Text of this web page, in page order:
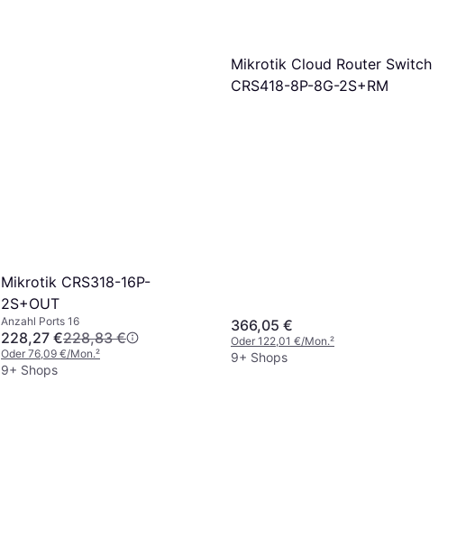
Mikrotik CRS318-16P-
2S+OUT
Anzahl Ports 16
228,27 €228,83 €
Oder 76,09 €/Mon.²
9+ Shops
Mikrotik Cloud Router Switch
CRS418-8P-8G-2S+RM
366,05 €
Oder 122,01 €/Mon.²
9+ Shops